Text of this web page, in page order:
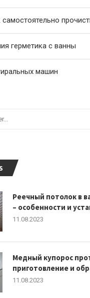
герметика с ванны
машин
Реечный потолок в
– особенности и
11.08.2023
Медный купорос
приготовление и
11.08.2023